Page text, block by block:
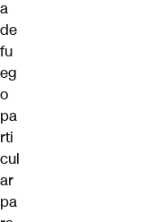
a
de
fu
eg
o
pa
rti
cul
ar
pa